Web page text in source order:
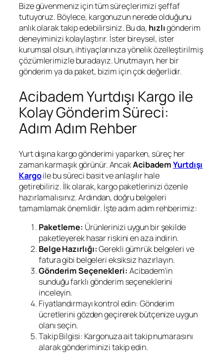
Bize güvenmeniz için tüm süreçlerimizi şeffaf
tutuyoruz. Böylece, kargonuzun nerede olduğunu
anlık olarak takip edebilirsiniz. Bu da, hızlıgönderim
deneyiminizi kolaylaştırır. İster bireysel, ister
kurumsal olsun, ihtiyaçlarınıza yönelik özelleştirilmiş
çözümlerimizle buradayız. Unutmayın, her bir
gönderim ya da paket, bizim için çok değerlidir.
Acibadem Yurtdışı Kargo ile
Kolay Gönderim Süreci:
Adım Adım Rehber
Yurt dışına kargo gönderimi yaparken, süreç her
zaman karmaşık görünür. AncakAcibademYurtdışı
Kargoile bu süreci basit ve anlaşılır hale
getirebiliriz. İlk olarak, kargo paketlerinizi özenle
hazırlamalısınız. Ardından, doğru belgeleri
tamamlamak önemlidir. İşte adım adım rehberimiz:
Paketleme: Ürünlerinizi uygun bir şekilde
paketleyerek hasar riskini en aza indirin.
Belge Hazırlığı:Gerekli gümrük belgeleri ve
fatura gibi belgeleri eksiksiz hazırlayın.
Gönderim Seçenekleri: Acibadem’in
sunduğu farklı gönderim seçeneklerini
inceleyin.
Fiyatlandırmayı kontrol edin: Gönderim
ücretlerini gözden geçirerek bütçenize uygun
olanı seçin.
Takip Bilgisi: Kargonuza ait takip numarasını
alarak gönderiminizi takip edin.